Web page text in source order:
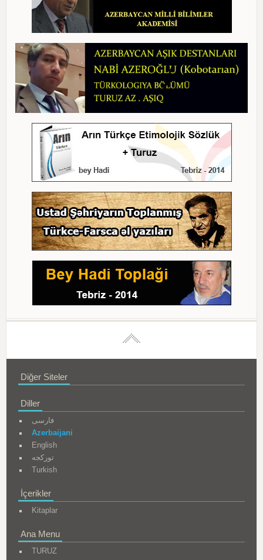
Diğer Siteler
Diller
فارسی
Azerbaijani
English
تورکجه
Turkish
İçerikler
Kitaplar
Ana Menu
TURUZ